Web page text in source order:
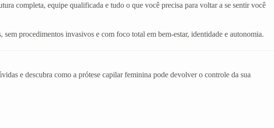
completa, equipe qualificada e tudo o que você precisa para voltar a se sentir você
procedimentos invasivos e com foco total em bem-estar, identidade e autonomia.
e descubra como a prótese capilar feminina pode devolver o controle da sua